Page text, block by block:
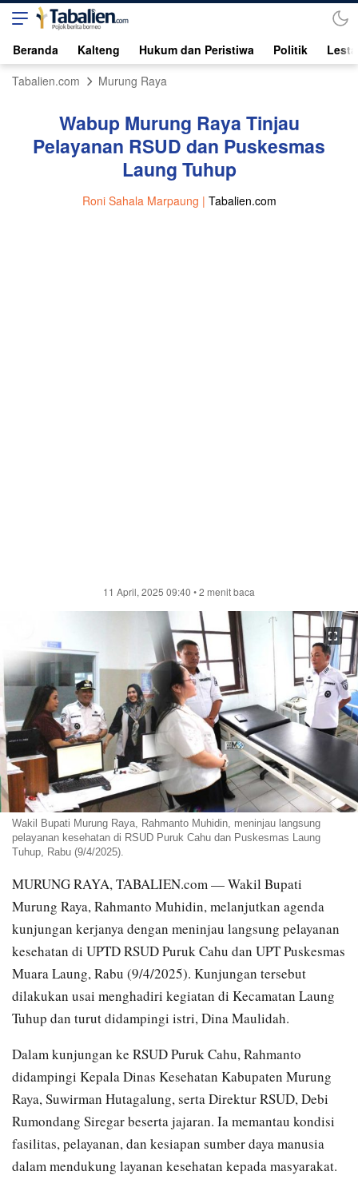
Beranda Kalteng Hukum dan Peristiwa Politik
Tabalien.com
Murung Raya
Wabup Murung Raya Tinjau
Pelayanan RSUD dan Puskesmas
Laung Tuhup
Roni Sahala Marpaung | Tabalien.com
11 April, 2025 09:40 • 2 menit baca
Wakil Bupati Murung Raya, Rahmanto Muhidin, meninjau langsung
pelayanan kesehatan di RSUD Puruk Cahu dan Puskesmas Laung
Tuhup, Rabu (9/4/2025).
MURUNG RAYA, TABALIEN.com — Wakil Bupati
Murung Raya, Rahmanto Muhidin, melanjutkan agenda
kunjungan kerjanya dengan meninjau langsung pelayanan
kesehatan di UPTD RSUD Puruk Cahu dan UPT Puskesmas
Muara Laung, Rabu (9/4/2025). Kunjungan tersebut
dilakukan usai menghadiri kegiatan di Kecamatan Laung
Tuhup dan turut didampingi istri, Dina Maulidah.
Dalam kunjungan ke RSUD Puruk Cahu, Rahmanto
didampingi Kepala Dinas Kesehatan Kabupaten Murung
Raya, Suwirman Hutagalung, serta Direktur RSUD, Debi
Rumondang Siregar beserta jajaran. Ia memantau kondisi
fasilitas, pelayanan, dan kesiapan sumber daya manusia
dalam mendukung layanan kesehatan kepada masyarakat.